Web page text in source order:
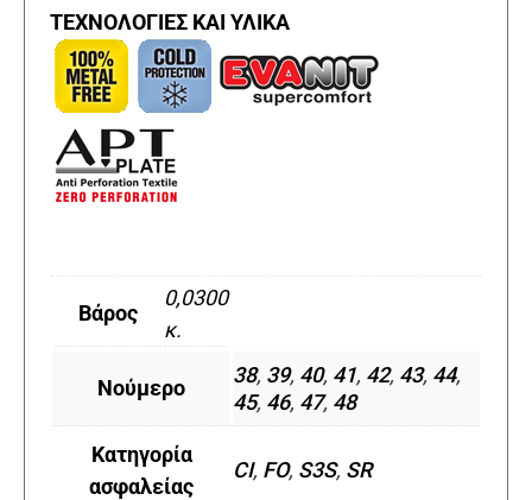
ΤΕΧΝΟΛΟΓΙΕΣ ΚΑΙ ΥΛΙΚΑ
Βάρος
0,0300
κ.
Νούμερο
38, 39, 40, 41, 42, 43, 44,
45, 46, 47, 48
Κατηγορία
ασφαλείας
CI, FO, S3S, SR